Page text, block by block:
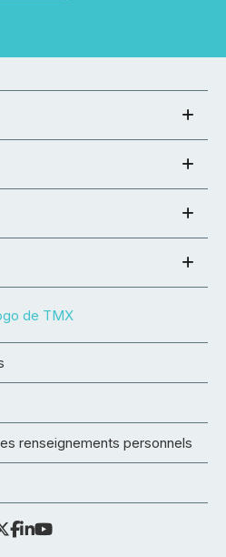
renseignements personnels